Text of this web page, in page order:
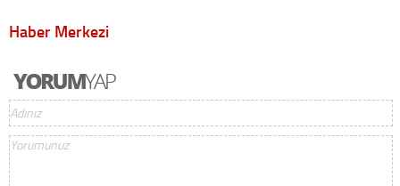
Haber Merkezi